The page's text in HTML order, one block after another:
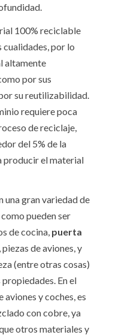
100% reciclable
cualidades, por lo
altamente
por sus
su reutilizabilidad.
requiere poca
de reciclaje,
del 5% de la
producir el material
una gran variedad de
pueden ser
de cocina, puerta
, piezas de aviones, y
(entre otras cosas)
En el
aviones y coches, es
con cobre, ya
otros materiales y